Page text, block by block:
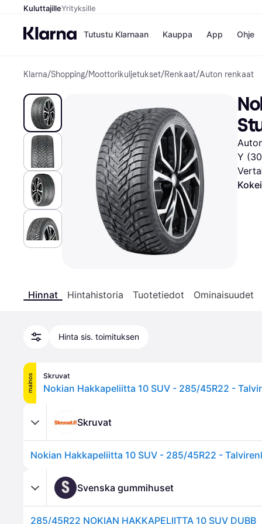
KuluttajilleYrityksille
Tutustu Klarnaan Kauppa
Kaupat
Gigantti
H&M
Peten
Wolt
App Ohje
Klarna/Shopping/Moottorikuljetukset/Renkaat/Auton renkaat
Y
Hinnat Hintahistoria Tuotetiedot Ominaisuudet
Hinta sis. toimituksen
mainos Skruvat
Nokian Hakkapeliitta 10 SUV - 285/45R22 -
Skruvat
Nokian Hakkapeliitta 10 SUV - 285/45R22 -
S Svenska gummihuset
285/45R22 NOKIAN HAKKAPELIITTA 10 SUV DUBB